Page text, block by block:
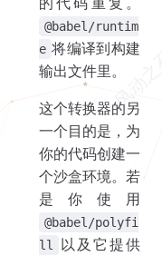
@babel/runtim
e 将编译到构建
输出文件里。
这个转换器的另
一个目的是，为
你的代码创建一
个沙盒环境。若
是你使用
@babel/polyfi
ll
以及它提供